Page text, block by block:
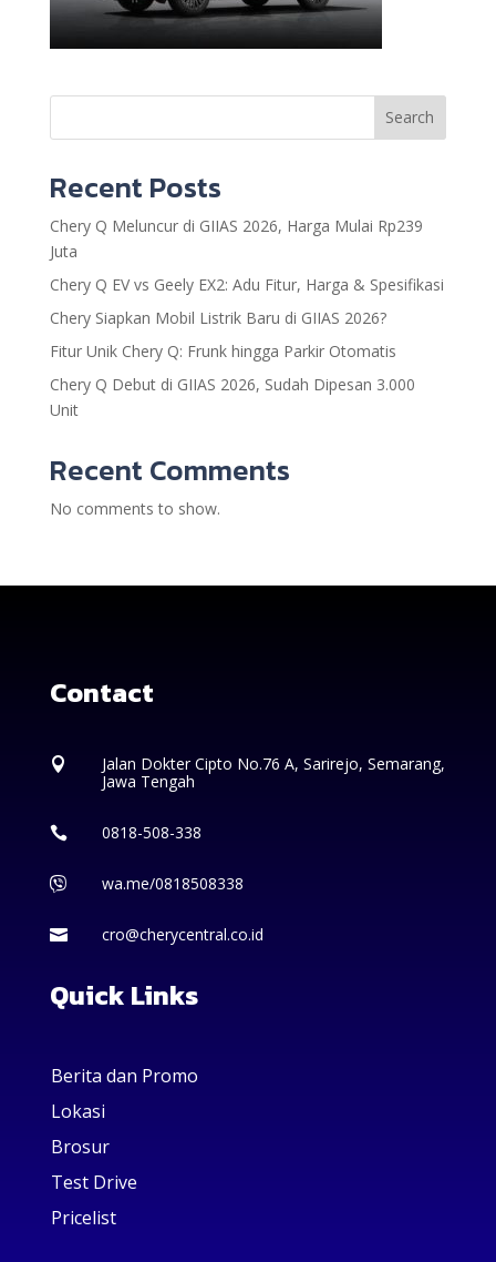
Search
Recent Posts
Chery Q Meluncur di GIIAS 2026, Harga Mulai Rp239
Juta
Chery Q EV vs Geely EX2: Adu Fitur, Harga & Spesifikasi
Chery Siapkan Mobil Listrik Baru di GIIAS 2026?
Fitur Unik Chery Q: Frunk hingga Parkir Otomatis
Chery Q Debut di GIIAS 2026, Sudah Dipesan 3.000
Unit
Recent Comments
No comments to show.
Contact

Jalan Dokter Cipto No.76 A, Sarirejo, Semarang,
Jawa Tengah
 0818-508-338
 wa.me/0818508338
 cro@cherycentral.co.id
Quick Links
Berita dan Promo
Lokasi
Brosur
Test Drive
Pricelist